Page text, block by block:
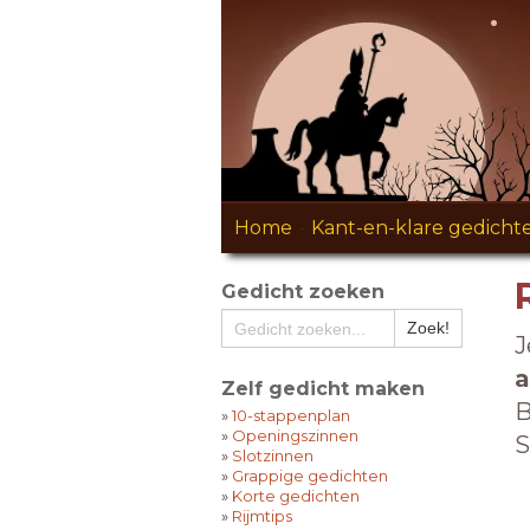
Home Kant-en-klare
Gedicht zoeken
Zelf gedicht maken
»10-stappenplan
» Openingszinnen
» Slotzinnen
» Grappige gedichten
» Korte gedichten
» Rijmtips